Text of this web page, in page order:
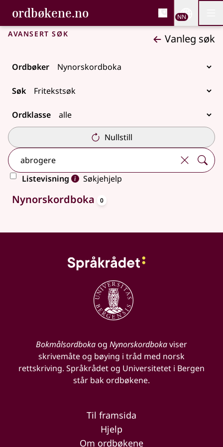
Gå til hovudinnhald
Tilgjenge
ordbøkene.no, Bokmålsordboka og
Bokmålsordboka og Nynorskordboka
NN
Avansert søk Vanleg søk
Ordbøker
Søk
Ordklasse
Nullstill
Listevisning
Søkjehjelp
Ingen treff
Nynorskordboka 0
Bokmålsordbokaog Nynorskordbokaviser
skrivemåte og bøying i tråd med norsk
rettskriving. Språkrådet og Universitetet i Bergen
står bak ordbøkene.
Til framsida
Hjelp
Om ordbøkene